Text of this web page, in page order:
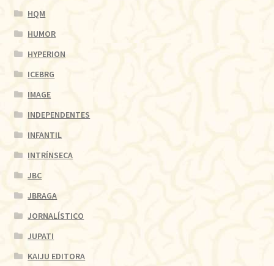
HQM
HUMOR
HYPERION
ICEBRG
IMAGE
INDEPENDENTES
INFANTIL
INTRÍNSECA
JBC
JBRAGA
JORNALÍSTICO
JUPATI
KAIJU EDITORA